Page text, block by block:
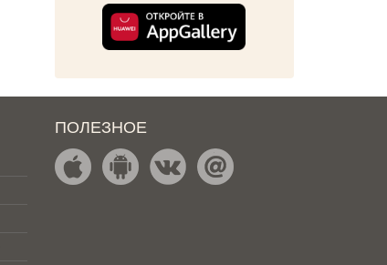
ПОЛЕЗНОЕ